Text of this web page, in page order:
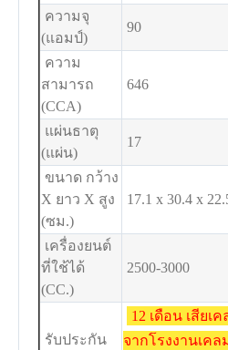
ความจุ
(แอมป์)
90
ความ
สามารถ
(CCA)
646
แผ่นธาตุ
(แผ่น)
17
ขนาด กว้าง
X ยาว X สูง
(ซม.)
17.1 x 30.4 x
เครื่องยนต์
ที่ใช้ได้
(CC.)
2500-3000
รับประกัน
12 เดือน เสียเ
จากโรงงานเค